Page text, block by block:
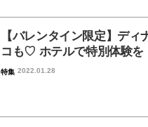
【バレンタイン限定】ディ
コも♡ ホテルで特別体験を
特集 2022.01.28